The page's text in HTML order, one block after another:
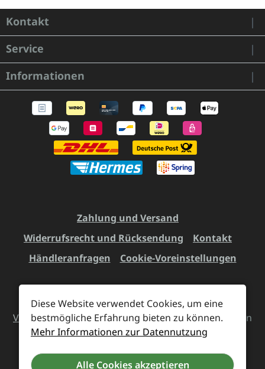
Kontakt
Service
Informationen
Zahlung und Versand
Widerrufsrecht und Rücksendung
Kontakt
Händleranfragen
Cookie-Voreinstellungen
Alle Preise inkl. gesetzl. Mehrwertsteuer zzgl.
Versandkostenund ggf. Nachnahmegebühren, wenn
nicht anders angegeben.
Diese Website verwendet Cookies, um eine
bestmögliche Erfahrung bieten zu können.
Mehr Informationen zur Datennutzung
Alle Cookies akzeptieren